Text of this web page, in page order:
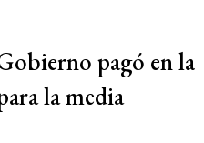
pagó en la
la media